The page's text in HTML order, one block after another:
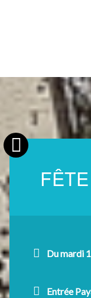
Du mardi
Entrée